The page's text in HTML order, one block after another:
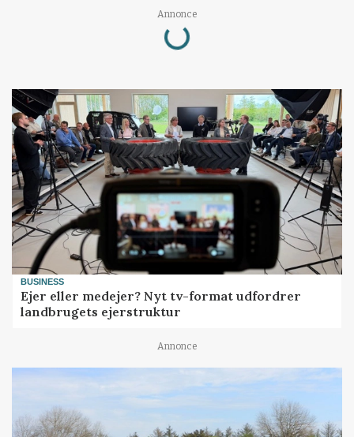
Annonce
Loading...
BUSINESS
Ejer eller medejer? Nyt tv-format udfordrer
landbrugets ejerstruktur
Annonce